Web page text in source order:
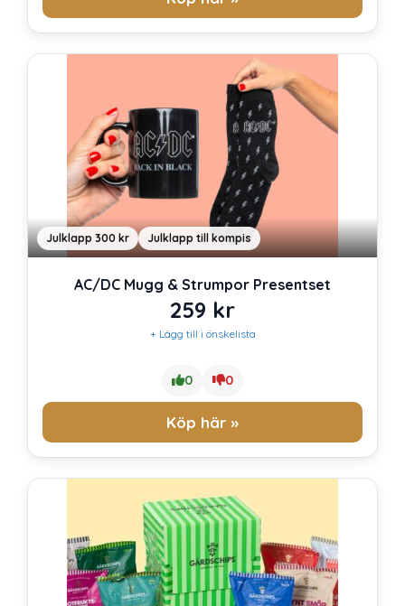
Julklapp 300 kr Julklapp till kompis
AC/DC Mugg & Strumpor Presentset
259 kr
+ Lägg till i önskelista
0 0
Köp här »